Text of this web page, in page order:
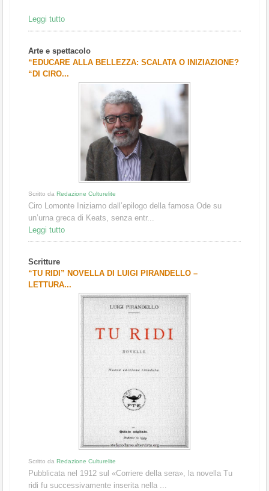
Leggi tutto
Arte e spettacolo
“EDUCARE ALLA BELLEZZA: SCALATA O INIZIAZIONE?
“DI CIRO...
Scritto da Redazione Culturelite
Ciro Lomonte Iniziamo dall’epilogo della famosa Ode su
un’urna greca di Keats, senza entr...
Leggi tutto
Scritture
“TU RIDI” NOVELLA DI LUIGI PIRANDELLO –
LETTURA...
Scritto da Redazione Culturelite
Pubblicata nel 1912 sul «Corriere della sera», la novella Tu
ridi fu successivamente inserita nella ...